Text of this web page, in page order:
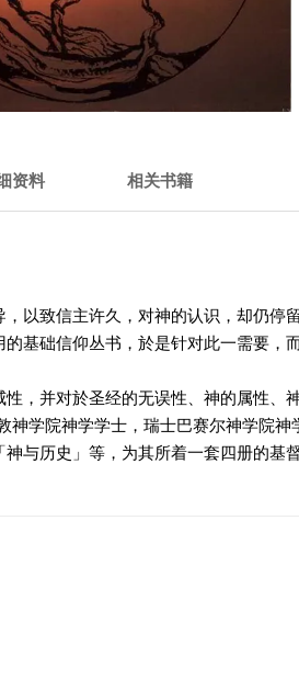
资料 相关书籍
以致信主许久，对神的认识，却仍
基础信仰丛书，於是针对此一需要，
，并对於圣经的无误性、神的属性
神学院神学学士，瑞士巴赛尔神学院
与历史」等，为其所着一套四册的基